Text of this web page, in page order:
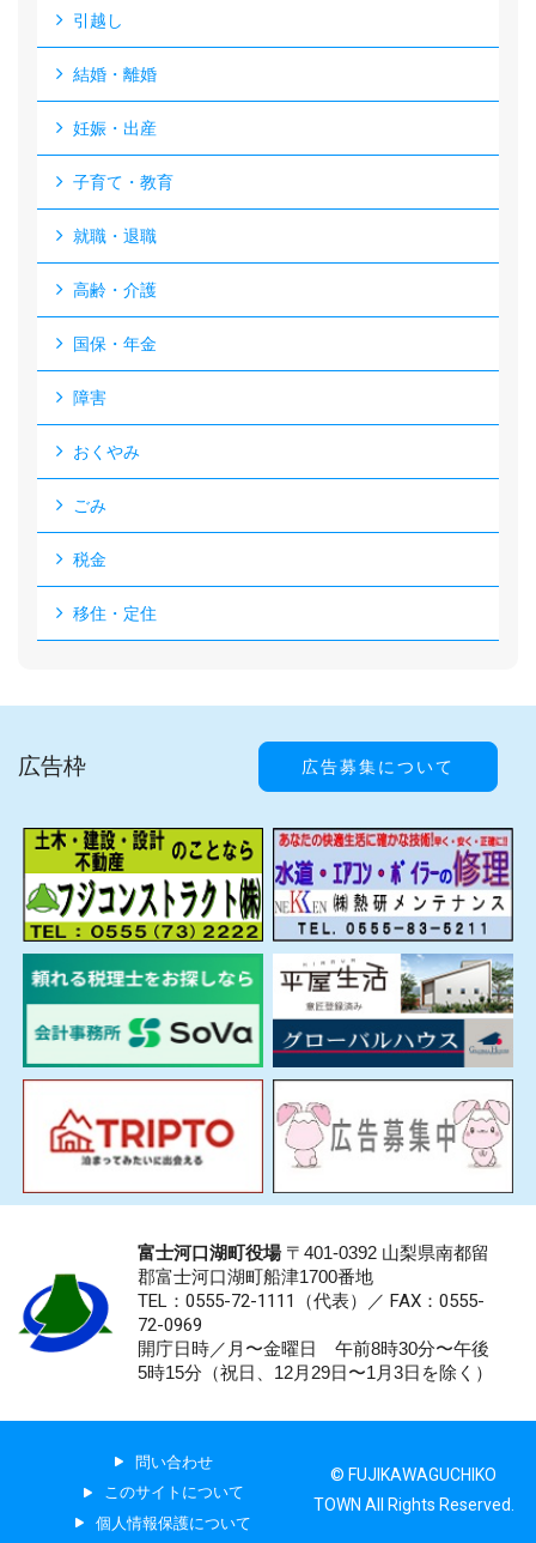
引越し
結婚・離婚
妊娠・出産
子育て・教育
就職・退職
高齢・介護
国保・年金
障害
おくやみ
ごみ
税金
移住・定住
広告枠 広告募集について
富士河口湖町役場〒401-0392 山梨県南都留
郡富士河口湖町船津1700番地
TEL：0555-72-1111 （代表）／ FAX：0555-
72-0969
開庁日時／月〜金曜日 午前8時30分〜午後
5時15分（祝日、12月29日〜1月3日を除く）
問い合わせ
このサイトについて
個人情報保護について
© FUJIKAWAGUCHIKO
TOWN All Rights Reserved.